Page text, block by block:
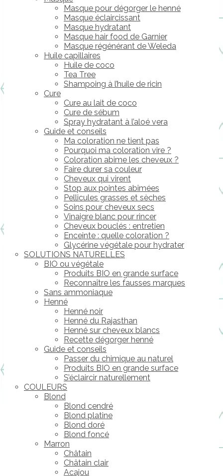
Masque pour dégorger le henné
Masque éclaircissant
Masque hydratant
Masque hair food de Garnier
Masque régénérant de Weleda
Huile capillaires
Huile de coco
Tea Tree
Shampoing à l’huile de ricin
Cure
Cure au lait de coco
Cure de sébum
Spray hydratant à l’aloé vera
Guide et conseils
Ma coloration ne tient pas
Pourquoi ma coloration vire ?
Coloration abime les cheveux ?
Faire durer sa couleur
Cheveux qui virent
Stop aux pointes abîmées
Pellicules grasses et sèches
Soins pour cheveux secs
Vinaigre blanc pour rincer
Cheveux bouclés : entretien
Enceinte : quelle coloration ?
Glycérine végétale pour hydrater
SOLUTIONS NATURELLES
BIO ou végétale
Produits BIO en grande surface
Reconnaître les fausses marques
Sans ammoniaque
Henné
Henné noir
Henné du Rajasthan
Henné sur cheveux blancs
Recette dégorger henné
Guide et conseils
Passer du chimique au naturel
Produits BIO en grande surface
S’éclaircir naturellement
COULEURS
Blond
Blond cendré
Blond platine
Blond doré
Blond foncé
Marron
Châtain
Châtain clair
Acajou